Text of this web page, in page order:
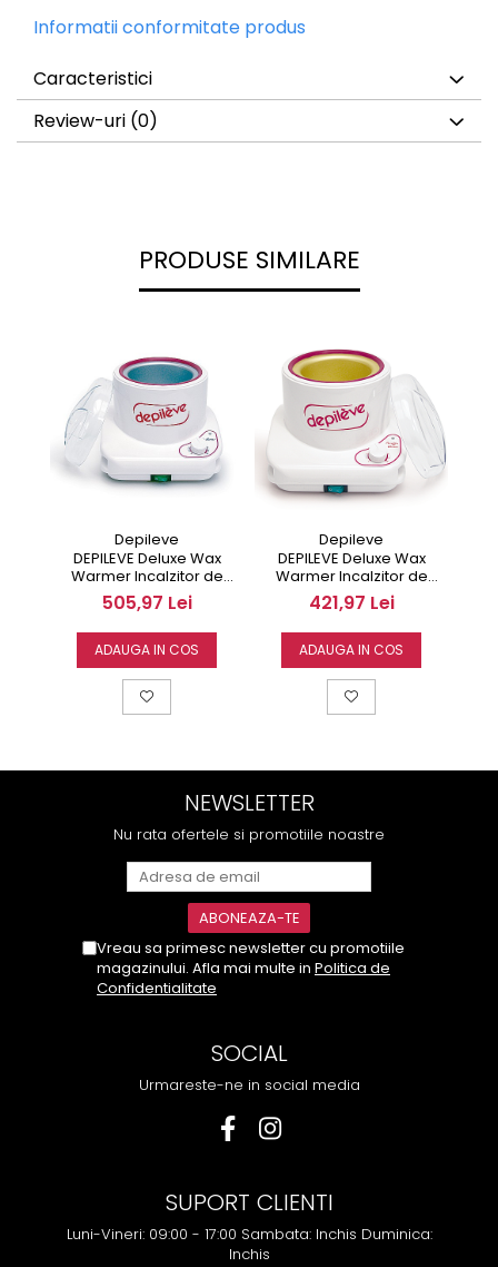
Informatii conformitate produs
Caracteristici
Review-uri (0)
PRODUSE SIMILARE
Depileve
DEPILEVE Deluxe Wax
Warmer Incalzitor de
ceara profesional 800gr
505,97 Lei
ADAUGA IN COS
Depileve
DEPILEVE Deluxe Wax
Warmer Incalzitor de
ceara profesional 400gr
421,97 Lei
ADAUGA IN COS
NEWSLETTER
Nu rata ofertele si promotiile noastre
Vreau sa primesc newsletter cu promotiile
magazinului. Afla mai multe in Politica de
Confidentialitate
SOCIAL
Urmareste-ne in social media
SUPORT CLIENTI
Luni-Vineri: 09:00 - 17:00 Sambata: Inchis Duminica:
Inchis